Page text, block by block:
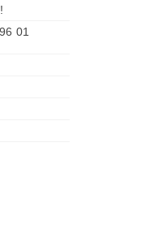
01